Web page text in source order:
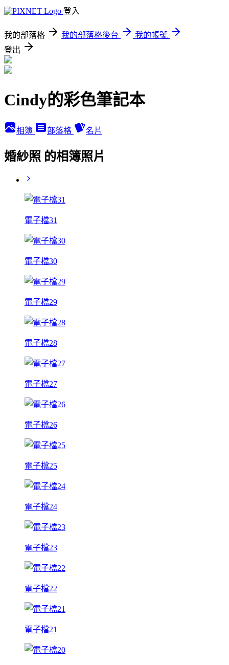
登入
我的部落格 我的部落格後台
我的帳號
登出
Cindy的彩色筆記本
相簿 部落格 名片
婚紗照 的相簿照片
電子檔31
電子檔30
電子檔29
電子檔28
電子檔27
電子檔26
電子檔25
電子檔24
電子檔23
電子檔22
電子檔21